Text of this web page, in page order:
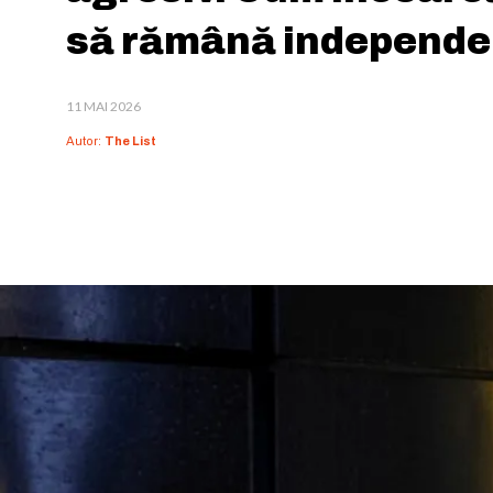
să rămână
11 MAI 2026
Autor: The List